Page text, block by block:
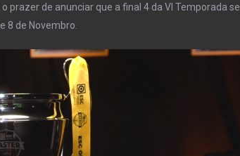
prazer de anunciar que a final 4 da VI Temporada se
8 de Novembro.